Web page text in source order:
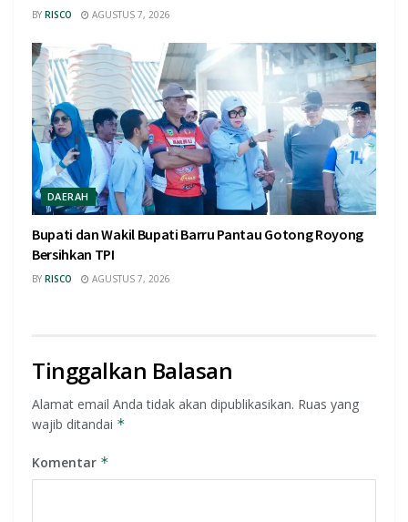
BY RISCO AGUSTUS 7, 2026
DAERAH
Bupati dan Wakil Bupati Barru Pantau Gotong Royong
Bersihkan TPI
BY RISCO AGUSTUS 7, 2026
Tinggalkan Balasan
Alamat email Anda tidak akan dipublikasikan. Ruas yang
wajib ditandai *
Komentar *